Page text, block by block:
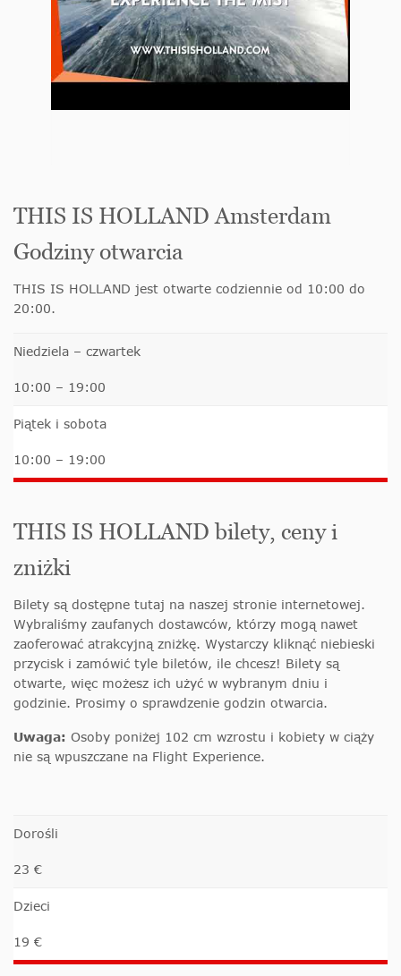
THIS IS HOLLAND Amsterdam
Godziny otwarcia
THIS IS HOLLAND jest otwarte codziennie od 10:00 do
20:00.
Niedziela – czwartek
10:00 – 19:00
Piątek i sobota
10:00 – 19:00
THIS IS HOLLAND bilety, ceny i
zniżki
Bilety są dostępne tutaj na naszej stronie internetowej.
Wybraliśmy zaufanych dostawców, którzy mogą nawet
zaoferować atrakcyjną zniżkę. Wystarczy kliknąć niebieski
przycisk i zamówić tyle biletów, ile chcesz! Bilety są
otwarte, więc możesz ich użyć w wybranym dniu i
godzinie. Prosimy o sprawdzenie godzin otwarcia.
Uwaga: Osoby poniżej 102 cm wzrostu i kobiety w ciąży
nie są wpuszczane na Flight Experience.
Dorośli
23 €
Dzieci
19 €